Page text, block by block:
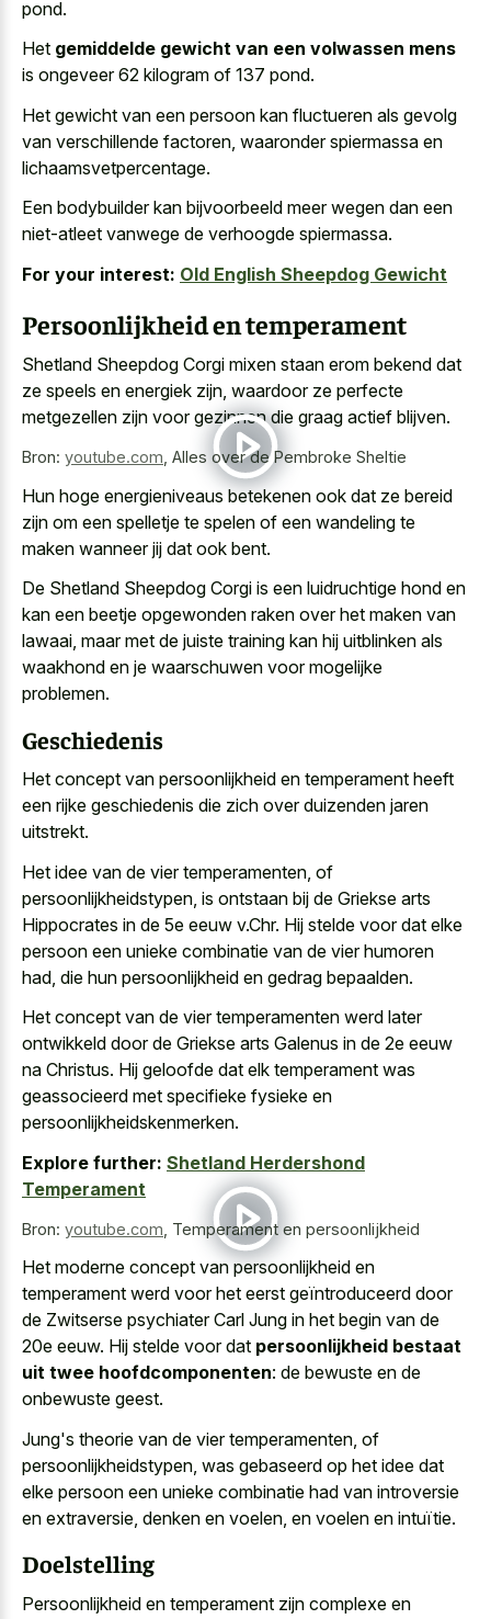
pond.
Het gemiddelde gewicht van een volwassen mens
is ongeveer 62 kilogram of 137 pond.
Het gewicht van een persoon kan fluctueren als gevolg
van verschillende factoren, waaronder spiermassa en
lichaamsvetpercentage.
Een bodybuilder kan bijvoorbeeld meer wegen dan een
niet-atleet vanwege de verhoogde spiermassa.
For your interest: Old English Sheepdog Gewicht
Persoonlijkheid en temperament
Shetland Sheepdog Corgi mixen staan erom bekend dat
ze speels en energiek zijn, waardoor ze perfecte
metgezellen zijn voor gezinnen die graag actief blijven.
Bron: youtube.com Alles over de Pembroke Sheltie
Hun hoge energieniveaus betekenen ook dat ze bereid
zijn om een spelletje te spelen of een wandeling te
maken wanneer jij dat ook bent.
De Shetland Sheepdog Corgi is een luidruchtige hond en
kan een beetje opgewonden raken over het maken van
lawaai, maar met de juiste training kan hij uitblinken als
waakhond en je waarschuwen voor mogelijke
problemen.
Geschiedenis
Het concept van persoonlijkheid en temperament heeft
een rijke geschiedenis die zich over duizenden jaren
uitstrekt.
Het idee van de vier temperamenten, of
persoonlijkheidstypen, is ontstaan bij de Griekse arts
Hippocrates in de 5e eeuw v.Chr. Hij stelde voor dat elke
persoon een unieke combinatie van de vier humoren
had, die hun persoonlijkheid en gedrag bepaalden.
Het concept van de vier temperamenten werd later
ontwikkeld door de Griekse arts Galenus in de 2e eeuw
na Christus. Hij geloofde dat elk temperament was
geassocieerd met specifieke fysieke en
persoonlijkheidskenmerken.
Explore further: Shetland Herdershond
Temperament
Bron: youtube.com Temperament en persoonlijkheid
Het moderne concept van persoonlijkheid en
temperament werd voor het eerst geïntroduceerd door
de Zwitserse psychiater Carl Jung in het begin van de
20e eeuw. Hij stelde voor dat persoonlijkheid bestaat
uit twee hoofdcomponenten: de bewuste en de
onbewuste geest.
Jung's theorie van de vier temperamenten, of
persoonlijkheidstypen, was gebaseerd op het idee dat
elke persoon een unieke combinatie had van introversie
en extraversie, denken en voelen, en voelen en intuïtie.
Doelstelling
Persoonlijkheid en temperament zijn complexe en